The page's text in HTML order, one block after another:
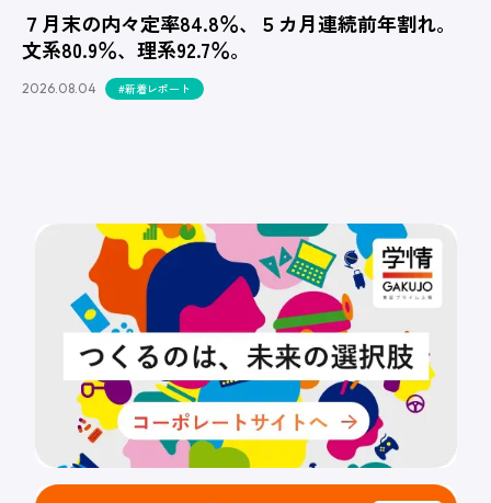
７月末の内々定率84.8％、５カ月連続前年割れ。
文系80.9％、理系92.7％。
2026.08.04 #新着レポート